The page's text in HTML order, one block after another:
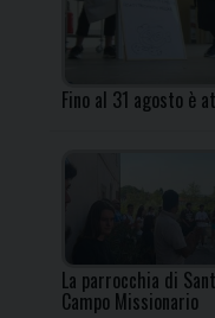
Fino al 31 agosto è
La parrocchia di
Campo Missionario